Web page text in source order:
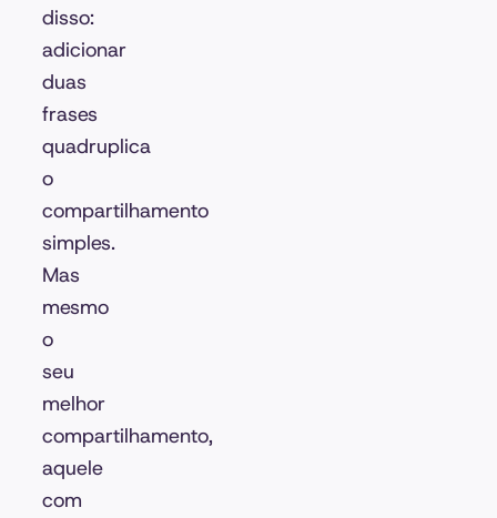
disso:
adicionar
duas
frases
quadruplica
o
compartilhamento
simples.
Mas
mesmo
o
seu
melhor
compartilhamento,
aquele
com